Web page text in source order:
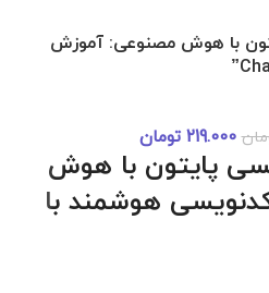
با هوش مصنوعی: آموزش
219.000 تومان
پایتون با هوش
هوشمند با
به راحتی مهارت‌های